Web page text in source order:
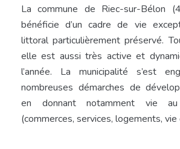
La commune de Riec-sur-Bélon
bénéficie d’un cadre de vie
littoral particulièrement préservé.
elle est aussi très active et
l’année. La municipalité s’est
nombreuses démarches de
en donnant notamment vie
(commerces, services, logements,